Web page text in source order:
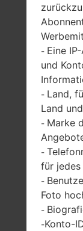
219
- Eine
und
- Land,
Land
- Marke
-
für
-
Foto
-
-Konto-